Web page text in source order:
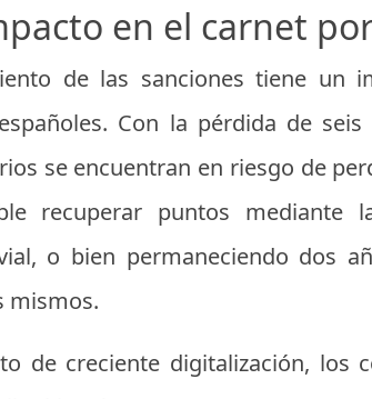
en el carnet
de las sanciones tiene
Con la pérdida de
se encuentran en riesgo de
recuperar puntos mediante
o bien permaneciendo dos
mismos.
de creciente digitalización, los